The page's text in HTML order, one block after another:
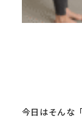
今日はそんな